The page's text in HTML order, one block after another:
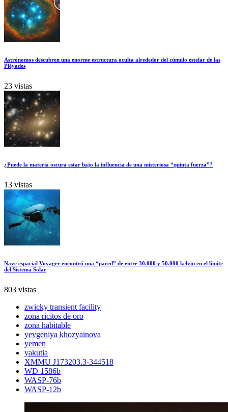
Astrónomos descubren una enorme estructura oculta alrededor del cúmulo estelar de las
Pléyades
23 vistas
¿Puede la materia oscura estar bajo la influencia de una misteriosa “quinta fuerza”?
13 vistas
Nave espacial Voyager encontró una “pared” de entre 30.000 y 50.000 kelvin en el límite
del Sistema Solar
803 vistas
zwicky transient facility
zona ricitos de oro
zona habitable
yevgeniya khozyainova
yemen
yakutia
XMMU J173203.3-344518
WD 1586b
WASP-76b
WASP-12b